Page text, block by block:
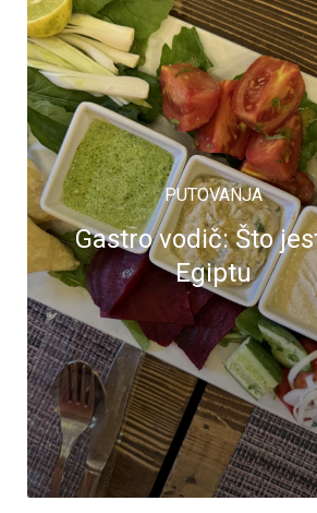
PUTOVANJA
Gastro vodič: Što
Egiptu